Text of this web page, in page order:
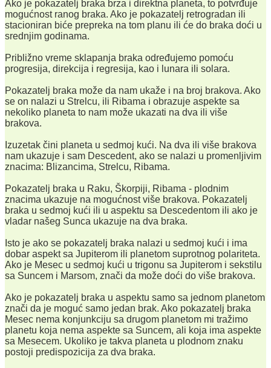
Ako je pokazatelj braka brza i direktna planeta, to potvrđuje
mogućnost ranog braka. Ako je pokazatelj retrogradan ili
stacioniran biće prepreka na tom planu ili će do braka doći u
srednjim godinama.
Približno vreme sklapanja braka određujemo pomoću
progresija, direkcija i regresija, kao i lunara ili solara.
Pokazatelj braka može da nam ukaže i na broj brakova. Ako
se on nalazi u Strelcu, ili Ribama i obrazuje aspekte sa
nekoliko planeta to nam može ukazati na dva ili više
brakova.
Izuzetak čini planeta u sedmoj kući. Na dva ili više brakova
nam ukazuje i sam Descedent, ako se nalazi u promenljivim
znacima: Blizancima, Strelcu, Ribama.
Pokazatelj braka u Raku, Škorpiji, Ribama - plodnim
znacima ukazuje na mogućnost više brakova. Pokazatelj
braka u sedmoj kući ili u aspektu sa Descedentom ili ako je
vladar našeg Sunca ukazuje na dva braka.
Isto je ako se pokazatelj braka nalazi u sedmoj kući i ima
dobar aspekt sa Jupiterom ili planetom suprotnog polariteta.
Ako je Mesec u sedmoj kući u trigonu sa Jupiterom i sekstilu
sa Suncem i Marsom, znači da može doći do više brakova.
Ako je pokazatelj braka u aspektu samo sa jednom planetom
znači da je moguć samo jedan brak. Ako pokazatelj braka
Mesec nema konjunkciju sa drugom planetom mi tražimo
planetu koja nema aspekte sa Suncem, ali koja ima aspekte
sa Mesecem. Ukoliko je takva planeta u plodnom znaku
postoji predispozicija za dva braka.